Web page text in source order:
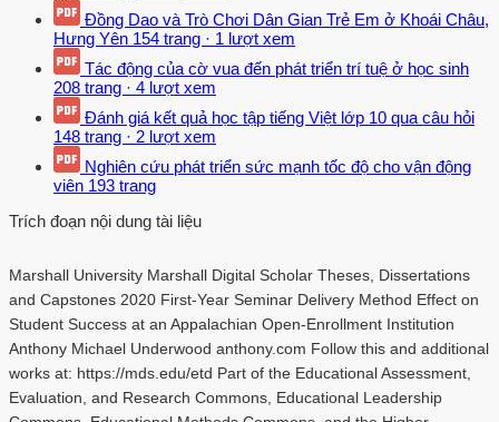
Đồng Dao và Trò Chơi Dân Gian Trẻ Em ở Khoái Châu,
Hưng Yên 154 trang · 1 lượt xem
Tác động của cờ vua đến phát triển trí tuệ ở học sinh
208 trang · 4 lượt xem
Đánh giá kết quả học tập tiếng Việt lớp 10 qua câu hỏi
148 trang · 2 lượt xem
Nghiên cứu phát triển sức mạnh tốc độ cho vận động
viên 193 trang
Trích đoạn nội dung tài liệu
Marshall University Marshall Digital Scholar Theses, Dissertations
and Capstones 2020 First-Year Seminar Delivery Method Effect on
Student Success at an Appalachian Open-Enrollment Institution
Anthony Michael Underwood anthony.com Follow this and additional
works at: https://mds.edu/etd Part of the Educational Assessment,
Evaluation, and Research Commons, Educational Leadership